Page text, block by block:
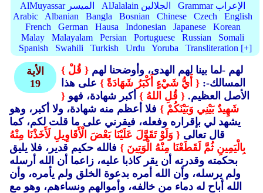
AlMuyassar الميسر
AlJalalain الجلالين
Grammar الإعراب
Arabic
Albanian Bangla Bosnian Chinese Czech
English
French
German Hausa Indonesian Japanese
Korean
Malay
Malayalam Persian Portuguese Russian
Somali
Spanish
Swahili Turkish Urdu Yoruba Transliteration [+]
الأية
19
{ قُلْ }
المسالك-: { أَيُّ شَيْءٍ أَكْبَرُ شَهَادَةً } على هذا
الأصل العظيم. { قُلِ اللهُ } أكبر شهادة، فهو {
شَهِيدٌ بَيْنِي وَبَيْنَكُمْ } فلا أعظم منه شهادة، ولا أكبر، وهو
يشهد لي بإقراره وفعله، فيقرني على ما قلت لكم، كما
قال تعالى { وَلَوْ تَقَوَّلَ عَلَيْنَا بَعْضَ الْأَقَاوِيلِ لَأَخَذْنَا مِنْهُ
بِالْيَمِينِ ثُمَّ لَقَطَعْنَا مِنْهُ الْوَتِينَ } فالله حكيم قدير، فلا يليق
بحكمته وقدرته أن يقر كاذبا عليه، زاعما أن الله أرسله
ولم يرسله، وأن الله أمره بدعوة الخلق ولم يأمره، وأن
الله أباح له دماء من خالفه، وأموالهم ونساءهم، وهو مع